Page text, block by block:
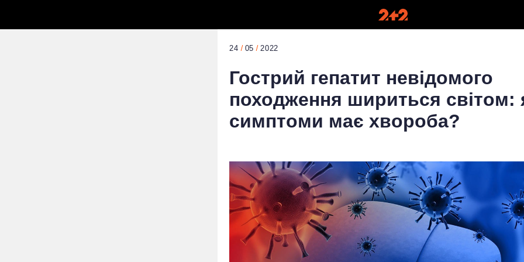
24 05 2022
Гострий гепатит невідомого
походження шириться світом:
симптоми має хвороба?